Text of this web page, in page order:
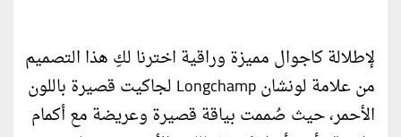
لإطلالة كاجوال مميزة وراقية اخترنا لكِ هذا التصميم
من علامة لونشان Longchamp لجاكيت قصيرة باللون
الأحمر، حيث صُممت بياقة قصيرة وعريضة مع أكمام